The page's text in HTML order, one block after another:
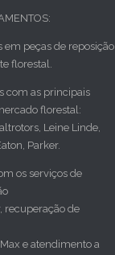
em peças de reposição
florestal.
com as principais
florestal:
Leine Linde,
Parker.
os serviços de
recuperação de
e atendimento a